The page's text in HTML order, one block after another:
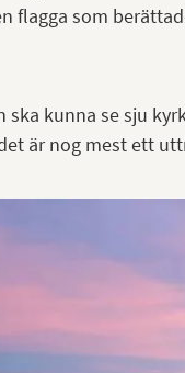
flagga som
ska kunna se sju
är nog mest ett